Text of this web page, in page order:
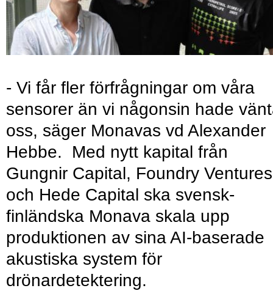
- Vi får fler förfrågningar om våra
sensorer än vi någonsin hade
oss, säger Monavas vd Alexander
Hebbe. Med nytt kapital från
Gungnir Capital, Foundry Ventures
och Hede Capital ska svensk-
finländska Monava skala upp
produktionen av sina AI-baserade
akustiska system för
drönardetektering.